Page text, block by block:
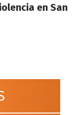
en San